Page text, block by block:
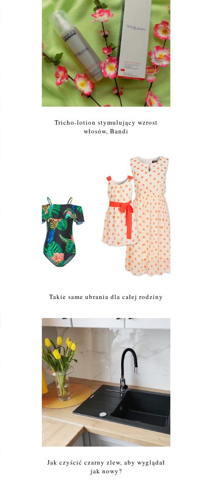
Tricho-lotion stymulujący wzrost
włosów, Bandi
Takie same ubrania dla całej rodziny
Jak czyścić czarny zlew, aby wyglądał
jak nowy?